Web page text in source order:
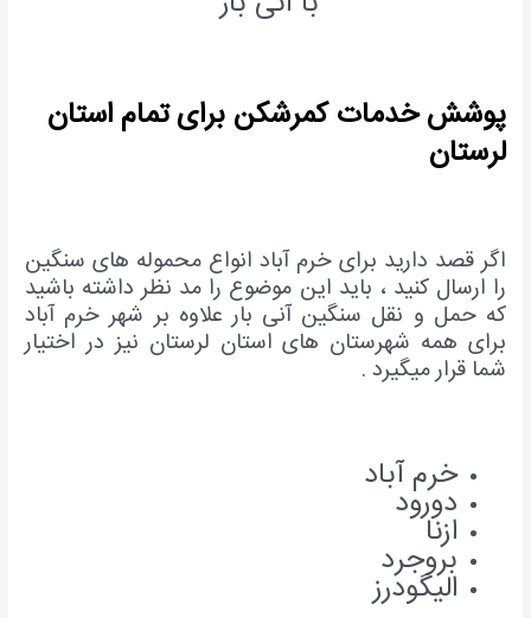
پوشش خدمات کمرشکن برای تمام استان
لرستان
اگر قصد دارید برای خرم آباد انواع محموله های سنگین
را ارسال کنید ، باید این موضوع را مد نظر داشته باشید
که حمل و نقل سنگین آنی بار علاوه بر شهر خرم آباد
برای همه شهرستان های استان لرستان نیز در اختیار
شما قرار میگیرد .
خرم آباد
دورود
ازنا
بروجرد
الیگودرز